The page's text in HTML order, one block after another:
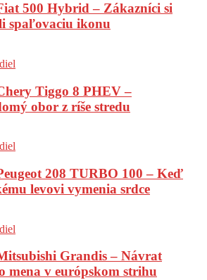
500 Hybrid – Zákazníci si
spaľovaciu ikonu
Tiggo 8 PHEV –
obor z ríše stredu
208 TURBO 100 – Keď
levovi vymenia srdce
Grandis – Návrat
mena v európskom strihu